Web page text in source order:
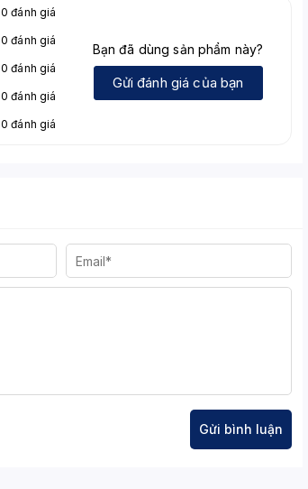
0 đánh giá
0 đánh giá
0 đánh giá
0 đánh giá
0 đánh giá
Bạn đã dùng sản phẩm này?
Gửi đánh giá của bạn